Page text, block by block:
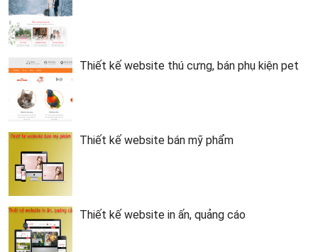
Thiết kế website thú cưng, bán phụ kiện pet
Thiết kế website bán mỹ phẩm
Thiết kế website in ấn, quảng cáo